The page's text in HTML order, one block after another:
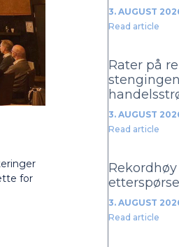
for
3. AUGUST
Read article
Rater på
3. AUGUST
Read article
3. AUGUST
Read article